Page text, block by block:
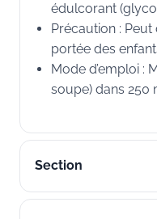
édulcorant
Précaution :
portée des
Mode d’emploi :
soupe) dans 250
Section